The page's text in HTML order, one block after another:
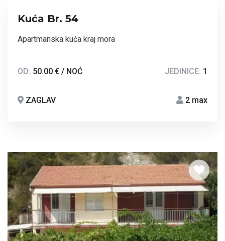
Kuća Br. 54
Apartmanska kuća kraj mora
OD: 50.00 € / NOĆ JEDINICE: 1
ZAGLAV 2 max